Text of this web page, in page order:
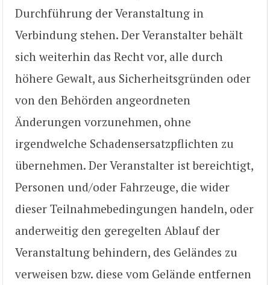
Durchführung der Veranstaltung in
Verbindung stehen. Der Veranstalter behält
sich weiterhin das Recht vor, alle durch
höhere Gewalt, aus Sicherheitsgründen oder
von den Behörden angeordneten
Änderungen vorzunehmen, ohne
irgendwelche Schadensersatzpflichten zu
übernehmen. Der Veranstalter ist bereichtigt,
Personen und/oder Fahrzeuge, die wider
dieser Teilnahmebedingungen handeln, oder
anderweitig den geregelten Ablauf der
Veranstaltung behindern, des Geländes zu
verweisen bzw. diese vom Gelände entfernen